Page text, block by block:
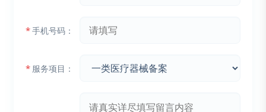
*手机号码：
* 服务项目：